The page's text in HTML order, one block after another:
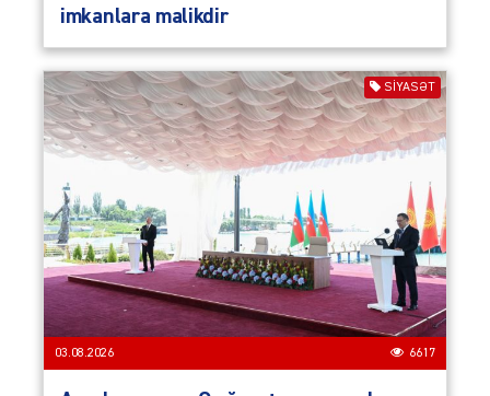
imkanlara malikdir
SIYASƏT
03.08.2026 6617